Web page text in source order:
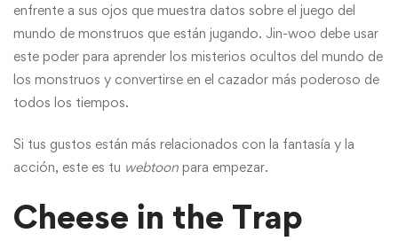
enfrente a sus ojos que muestra datos sobre el juego del
mundo de monstruos que están jugando. Jin-woo debe usar
este poder para aprender los misterios ocultos del mundo de
los monstruos y convertirse en el cazador más poderoso de
todos los tiempos.
Si tus gustos están más relacionados con la fantasía y la
acción, este es tu webtoon para empezar.
Cheese in the Trap